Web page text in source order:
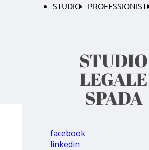
STUDIO PROFESSIONISTI
STUDIO
LEGALE
SPADA
facebook
linkedin